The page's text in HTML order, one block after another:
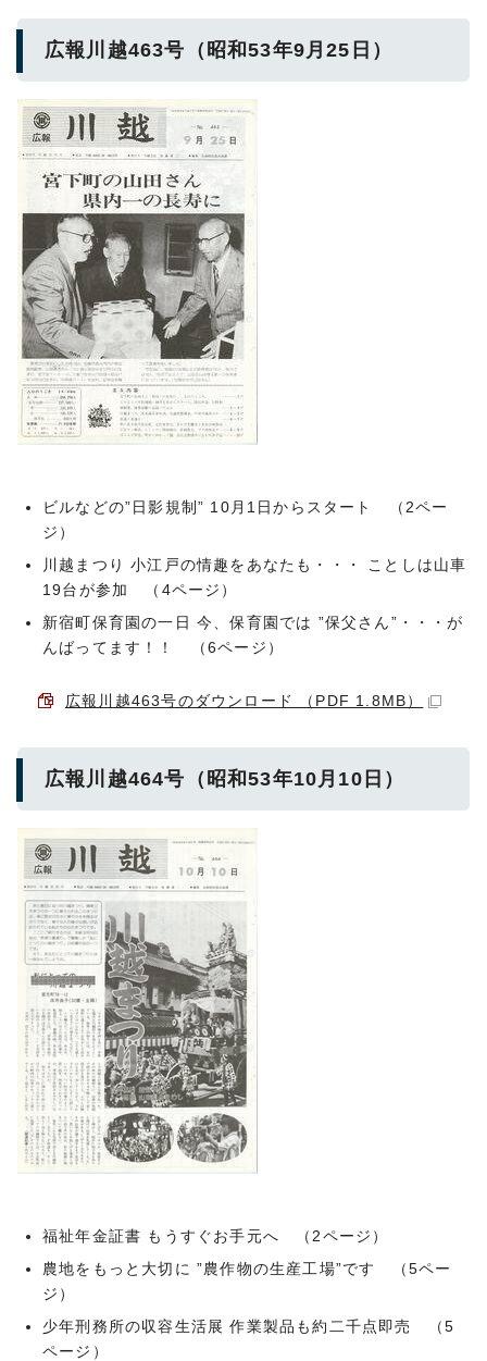
広報川越463号（昭和53年9月25日）
ビルなどの”日影規制” 10月1日からスタート （2ペー
ジ）
川越まつり 小江戸の情趣をあなたも・・・ ことしは山車
19台が参加 （4ページ）
新宿町保育園の一日 今、保育園では ”保父さん”・・・が
んばってます！！ （6ページ）
広報川越463号のダウンロード （PDF 1.8MB）
広報川越464号（昭和53年10月10日）
福祉年金証書 もうすぐお手元へ （2ページ）
農地をもっと大切に ”農作物の生産工場”です （5ペー
ジ）
少年刑務所の収容生活展 作業製品も約二千点即売 （5
ページ）